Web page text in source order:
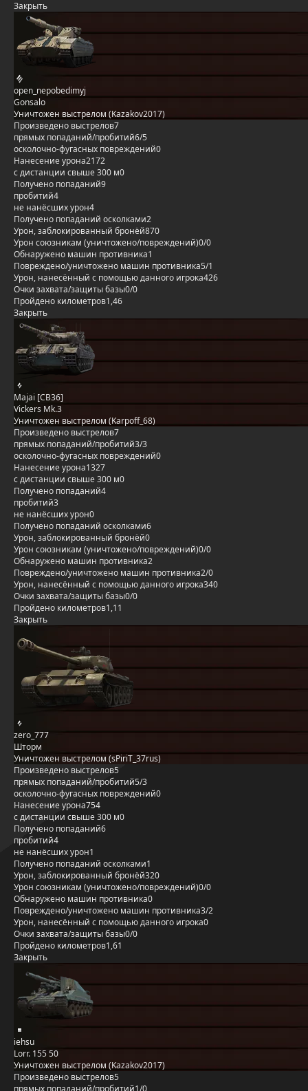
Закрыть
open_nepobedimyj
Gonsalo
Уничтожен выстрелом (Kazakov2017)
Произведено выстрелов7
прямых попаданий/пробитий6/5
осколочно-фугасных повреждений0
Нанесение урона2172
с дистанции свыше 300 м0
Получено попаданий9
пробитий4
не нанёсших урон4
Получено попаданий осколками2
Урон, заблокированный бронёй870
Урон союзникам (уничтожено/повреждений)0/0
Обнаружено машин противника1
Повреждено/уничтожено машин противника5/1
Урон, нанесённый с помощью данного игрока426
Очки захвата/защиты базы0/0
Пройдено километров1,46
Закрыть
Majai [CB36]
Vickers Mk.3
Уничтожен выстрелом (Karpoff_68)
Произведено выстрелов7
прямых попаданий/пробитий3/3
осколочно-фугасных повреждений0
Нанесение урона1327
с дистанции свыше 300 м0
Получено попаданий4
пробитий3
не нанёсших урон0
Получено попаданий осколками6
Урон, заблокированный бронёй0
Урон союзникам (уничтожено/повреждений)0/0
Обнаружено машин противника2
Повреждено/уничтожено машин противника2/0
Урон, нанесённый с помощью данного игрока340
Очки захвата/защиты базы0/0
Пройдено километров1,11
Закрыть
zero_777
Шторм
Уничтожен выстрелом (sPiriT_37rus)
Произведено выстрелов5
прямых попаданий/пробитий5/3
осколочно-фугасных повреждений0
Нанесение урона754
с дистанции свыше 300 м0
Получено попаданий6
пробитий4
не нанёсших урон1
Получено попаданий осколками1
Урон, заблокированный бронёй320
Урон союзникам (уничтожено/повреждений)0/0
Обнаружено машин противника0
Повреждено/уничтожено машин противника3/2
Урон, нанесённый с помощью данного игрока0
Очки захвата/защиты базы0/0
Пройдено километров1,61
Закрыть
iehsu
Lorr. 155 50
Уничтожен выстрелом (Kazakov2017)
Произведено выстрелов5
прямых попаданий/пробитий1/0